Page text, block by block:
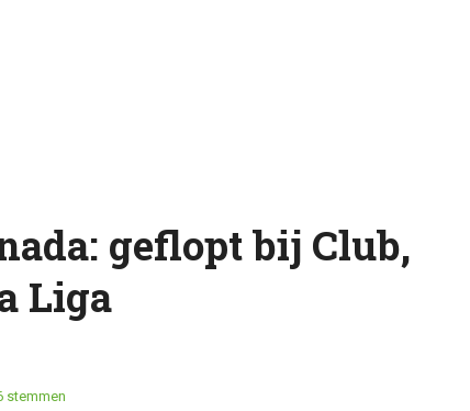
geflopt bij Club,
Liga
stemmen